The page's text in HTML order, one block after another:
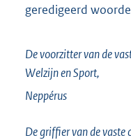
geredigeerd
De voorzitter van de
Welzijn en Sport,
Neppérus
De griffier van de vaste